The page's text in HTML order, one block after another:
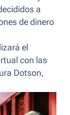
a
de dinero
el
con las
Dotson,